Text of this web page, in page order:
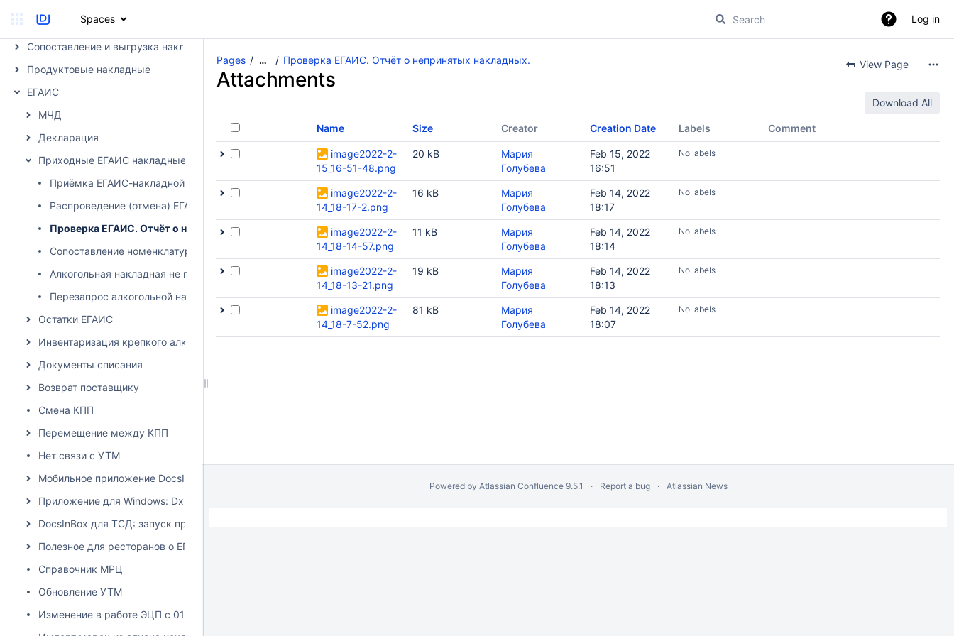
Spaces Log in
Получение накладных от поставщика в DocsInBox
Сопоставление и выгрузка накладных в учетную систему
Продуктовые накладные
ЕГАИС
МЧД
Декларация
Приходные ЕГАИС накладные
Приёмка ЕГАИС-накладной
Распроведение (отмена) ЕГАИС накладной
Проверка ЕГАИС. Отчёт о непринятых накладных.
Сопоставление номенклатур ЕГАИС
Алкогольная накладная не пришла
Перезапрос алкогольной накладной через УТМ
Остатки ЕГАИС
Инвентаризация крепкого алкоголя
Документы списания
Возврат поставщику
Смена КПП
Перемещение между КПП
Нет связи с УТМ
Мобильное приложение DocsInBox
Приложение для Windows: Dxbx.Desktop
DocsInBox для ТСД: запуск приложения на терминалах сбора данных.
Полезное для ресторанов о ЕГАИС
Справочник МРЦ
Обновление УТМ
Изменение в работе ЭЦП с 01.06.2024
Pages … Проверка ЕГАИС. Отчёт о непринятых накладных. View Page
Attachments
Download All
Name Size Creator Creation Date Labels Comment
image2022-2-
15_16-51-48.png
20 kB
Мария
Голубева
Feb 15, 2022
16:51
No labels
image2022-2-
14_18-17-2.png
16 kB
Мария
Голубева
Feb 14, 2022
18:17
No labels
image2022-2-
14_18-14-57.png
11 kB
Мария
Голубева
Feb 14, 2022
18:14
No labels
image2022-2-
14_18-13-21.png
19 kB
Мария
Голубева
Feb 14, 2022
18:13
No labels
image2022-2-
14_18-7-52.png
81 kB
Мария
Голубева
Feb 14, 2022
18:07
No labels
Powered by Atlassian Confluence 9.5.1 Report a bug Atlassian News